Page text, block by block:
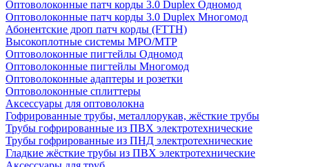
Оптоволоконные патч корды 3.0 Duplex Одномод
Оптоволоконные патч корды 3.0 Duplex Многомод
Абонентские дроп патч корды (FTTH)
Высокоплотные системы MPO/MTP
Оптоволоконные пигтейлы Одномод
Оптоволоконные пигтейлы Многомод
Оптоволоконные адаптеры и розетки
Оптоволоконные сплиттеры
Аксессуары для оптоволокна
Гофрированные трубы, металлорукав, жёсткие трубы
Трубы гофрированные из ПВХ электротехнические
Трубы гофрированные из ПНД электротехнические
Гладкие жёсткие трубы из ПВХ электротехнические